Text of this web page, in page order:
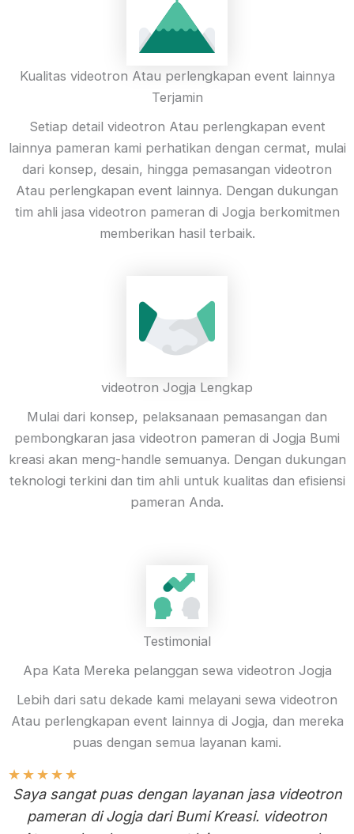
Kualitas videotron Atau perlengkapan event lainnya
Terjamin
Setiap detail videotron Atau perlengkapan event
lainnya pameran kami perhatikan dengan cermat, mulai
dari konsep, desain, hingga pemasangan videotron
Atau perlengkapan event lainnya. Dengan dukungan
tim ahli jasa videotron pameran di Jogja berkomitmen
memberikan hasil terbaik.
videotron Jogja Lengkap
Mulai dari konsep, pelaksanaan pemasangan dan
pembongkaran jasa videotron pameran di Jogja Bumi
kreasi akan meng-handle semuanya. Dengan dukungan
teknologi terkini dan tim ahli untuk kualitas dan efisiensi
pameran Anda.
Testimonial
Apa Kata Mereka pelanggan sewa videotron Jogja
Lebih dari satu dekade kami melayani sewa videotron
Atau perlengkapan event lainnya di Jogja, dan mereka
puas dengan semua layanan kami.
★★★★★
Saya sangat puas dengan layanan jasa videotron
pameran di Jogja dari Bumi Kreasi. videotron